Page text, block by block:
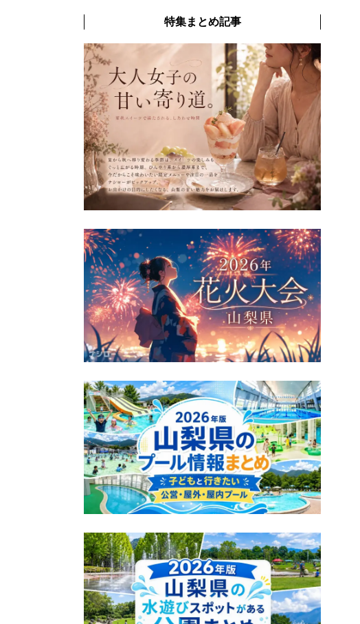
特集まとめ記事